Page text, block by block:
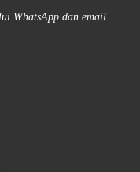
WhatsApp dan email